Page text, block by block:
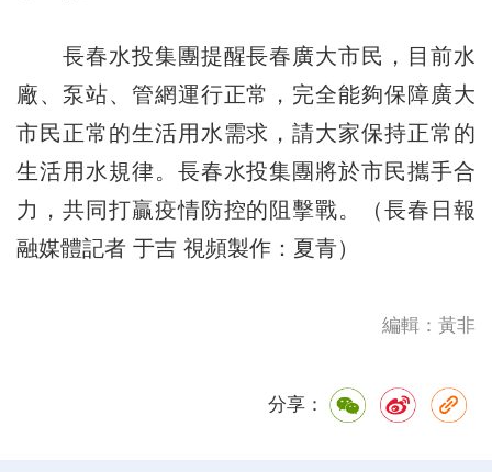
長春水投集團提醒長春廣大市民，目前水
廠、泵站、管網運行正常，完全能夠保障廣大
市民正常的生活用水需求，請大家保持正常的
生活用水規律。長春水投集團將於市民攜手合
力，共同打贏疫情防控的阻擊戰。（長春日報
融媒體記者 于吉 視頻製作：夏青）
編輯：黃非
分享：